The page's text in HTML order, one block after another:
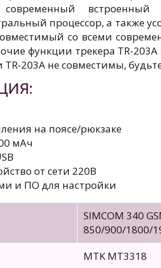
встроенный
процессор, а также
со всеми
функции трекера TR-
203A не совместимы,
на поясе/рюкзаке
мАч
от сети 220В
и ПО для настройки
SIMCOM 340
850/900/1800/
MTK MT3318